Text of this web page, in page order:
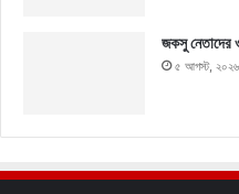
জকসু নেতাদের
৫ আগস্ট, ২০২৬